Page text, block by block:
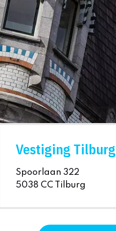
Vestiging Tilburg
Spoorlaan 322
5038 CC Tilburg